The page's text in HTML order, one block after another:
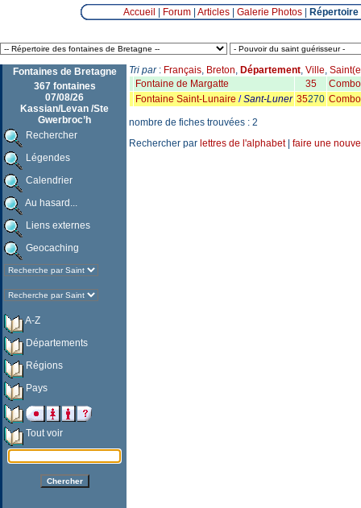
Accueil Forum| Articles| Galerie Photos|
Fontaines de Bretagne
367 fontaines
07/08/26
Kassian/Levan /Ste
Gwerbroc’h
Rechercher
Légendes
Calendrier
Au hasard...
Liens externes
Geocaching
A-Z
Départements
Régions
Pays
Tout voir
Tri par: Français, Breton, Département, Ville,
Fontaine de Margatte
35
Fontaine Saint-Lunaire /Sant-Luner 35270
nombre de fiches trouvées : 2
Rechercher par lettres de l'alphabet| faire une